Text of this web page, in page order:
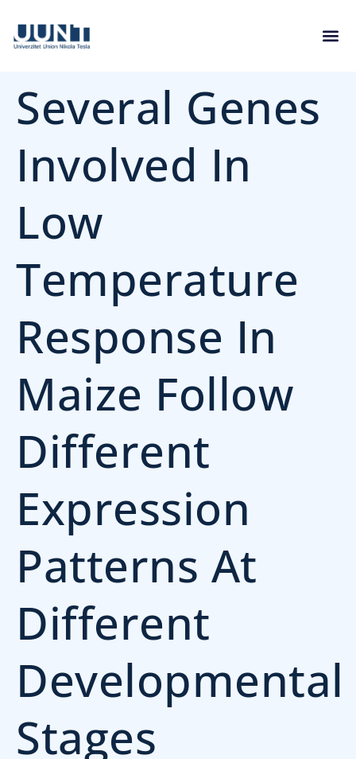
Several Genes
Involved In
Low
Temperature
Response In
Maize Follow
Different
Expression
Patterns At
Different
Developmental
Stages